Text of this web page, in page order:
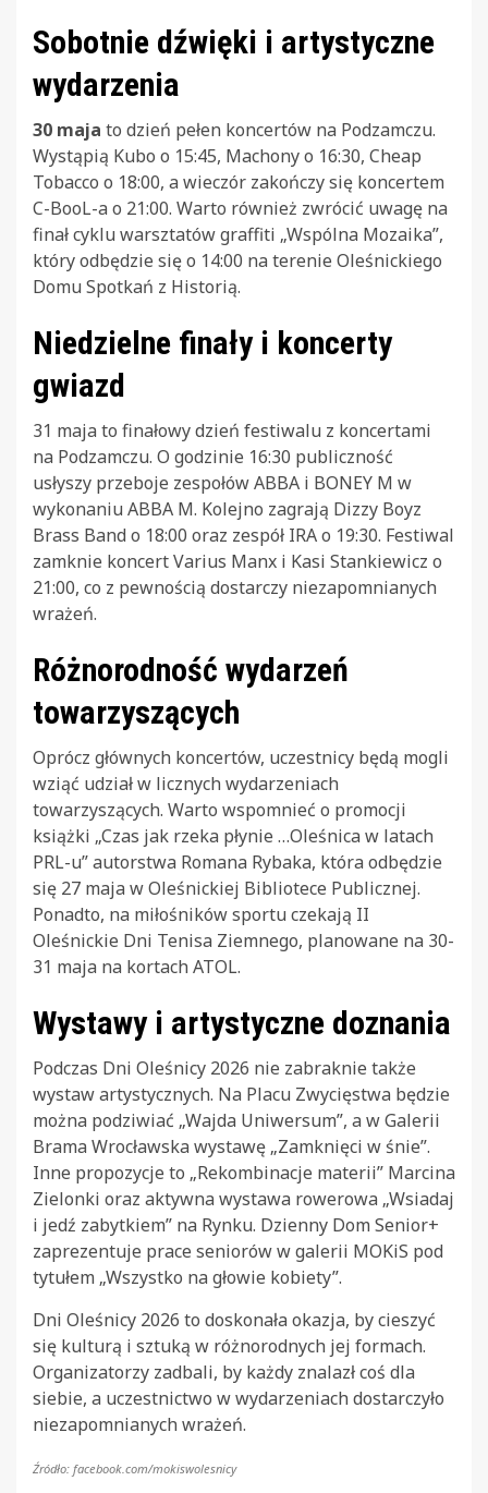
Sobotnie dźwięki i artystyczne
wydarzenia
30 maja to dzień pełen koncertów na Podzamczu.
Wystąpią Kubo o 15:45, Machony o 16:30, Cheap
Tobacco o 18:00, a wieczór zakończy się koncertem
C-BooL-a o 21:00. Warto również zwrócić uwagę na
finał cyklu warsztatów graffiti „Wspólna Mozaika”,
który odbędzie się o 14:00 na terenie Oleśnickiego
Domu Spotkań z Historią.
Niedzielne finały i koncerty
gwiazd
31 maja to finałowy dzień festiwalu z koncertami
na Podzamczu. O godzinie 16:30 publiczność
usłyszy przeboje zespołów ABBA i BONEY M w
wykonaniu ABBA M. Kolejno zagrają Dizzy Boyz
Brass Band o 18:00 oraz zespół IRA o 19:30. Festiwal
zamknie koncert Varius Manx i Kasi Stankiewicz o
21:00, co z pewnością dostarczy niezapomnianych
wrażeń.
Różnorodność wydarzeń
towarzyszących
Oprócz głównych koncertów, uczestnicy będą mogli
wziąć udział w licznych wydarzeniach
towarzyszących. Warto wspomnieć o promocji
książki „Czas jak rzeka płynie …Oleśnica w latach
PRL-u” autorstwa Romana Rybaka, która odbędzie
się 27 maja w Oleśnickiej Bibliotece Publicznej.
Ponadto, na miłośników sportu czekają II
Oleśnickie Dni Tenisa Ziemnego, planowane na 30-
31 maja na kortach ATOL.
Wystawy i artystyczne doznania
Podczas Dni Oleśnicy 2026 nie zabraknie także
wystaw artystycznych. Na Placu Zwycięstwa będzie
można podziwiać „Wajda Uniwersum”, a w Galerii
Brama Wrocławska wystawę „Zamknięci w śnie”.
Inne propozycje to „Rekombinacje materii” Marcina
Zielonki oraz aktywna wystawa rowerowa „Wsiadaj
i jedź zabytkiem” na Rynku. Dzienny Dom Senior+
zaprezentuje prace seniorów w galerii MOKiS pod
tytułem „Wszystko na głowie kobiety”.
Dni Oleśnicy 2026 to doskonała okazja, by cieszyć
się kulturą i sztuką w różnorodnych jej formach.
Organizatorzy zadbali, by każdy znalazł coś dla
siebie, a uczestnictwo w wydarzeniach dostarczyło
niezapomnianych wrażeń.
Źródło: facebook.com/mokiswolesnicy